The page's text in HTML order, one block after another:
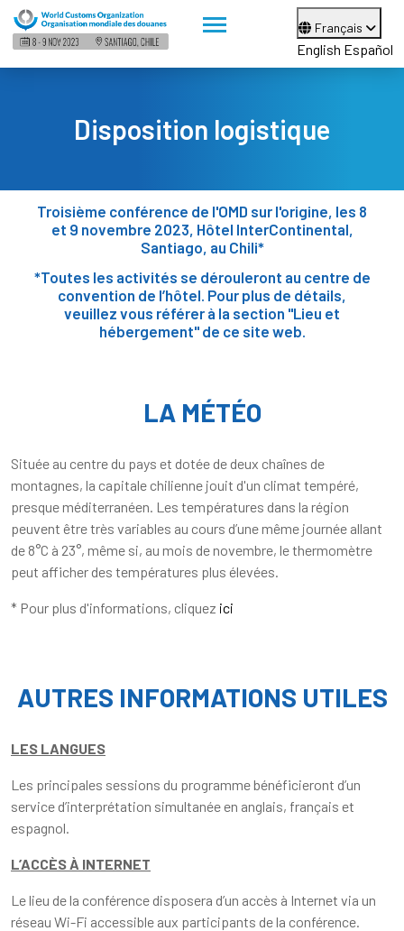
Français
English Español
Disposition logistique
Troisième conférence de l'OMD sur l'origine, les 8
et 9 novembre 2023, Hôtel InterContinental,
Santiago, au Chili*
*Toutes les activités se dérouleront au centre de
convention de l’hôtel. Pour plus de détails,
veuillez vous référer à la section "Lieu et
hébergement" de ce site web.
LA MÉTÉO
Située au centre du pays et dotée de deux chaînes de
montagnes, la capitale chilienne jouit d'un climat tempéré,
presque méditerranéen. Les températures dans la région
peuvent être très variables au cours d’une même journée allant
de 8°C à 23°, même si, au mois de novembre, le thermomètre
peut afficher des températures plus élevées.
* Pour plus d'informations, cliquez ici
AUTRES INFORMATIONS UTILES
LES LANGUES
Les principales sessions du programme bénéficieront d’un
service d’interprétation simultanée en anglais, français et
espagnol.
L’ACCÈS À INTERNET
Le lieu de la conférence disposera d’un accès à Internet via un
réseau Wi-Fi accessible aux participants de la conférence.